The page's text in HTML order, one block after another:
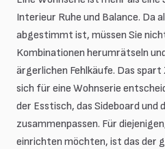
Interieur Ruhe und Balance. Da
abgestimmt ist, müssen Sie
Kombinationen herumrätseln
ärgerlichen Fehlkäufe. Das spart
sich für eine Wohnserie
der Esstisch, das Sideboard
zusammenpassen. Für
einrichten möchten, ist das der